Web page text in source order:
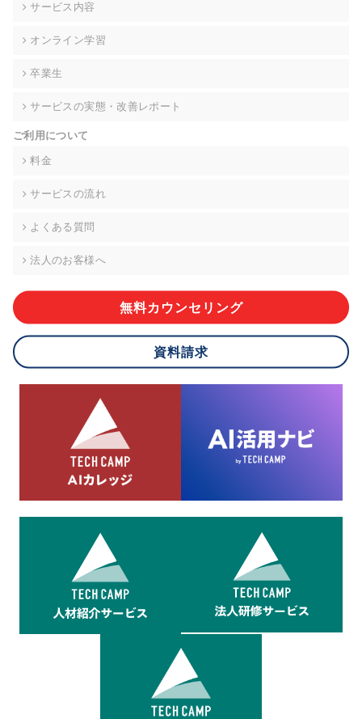
個人情報の開示等(利用目的の通知、開示、内容の訂正・追加・
て、下記の当社問合わせ窓口に申し出ることができます。その
的な期間内に対応いたします。ただし、申請が本人確認が不可
により、ご希望に添えない場合があります。 なお、アクセスロ
グなどの個人情報以外の情報については、原則として開示等は
株式会社div 個人情報問合せ窓口
メールアドレス:privacy_policy@di-v.co.jp
ご本人様が当社に個人情報を提供されるかどうかは任意による
応ができない場合があります。
8.cookieにより取得・分析した情報とその利用について
当社は第三者が運営するデータ・マネジメント・プラットフォ
ームからcookieにより収集されたウェブの閲覧機歴及びその分
析結果を取得し、これをお客様の個人データと結びつけた上
で、広告配信等の目的で利用いたします。
サービス内容
オンライン学習
卒業生
サービスの実態・改善レポート
ご利用について
料金
サービスの流れ
よくある質問
法人のお客様へ
無料カウンセリング
資料請求